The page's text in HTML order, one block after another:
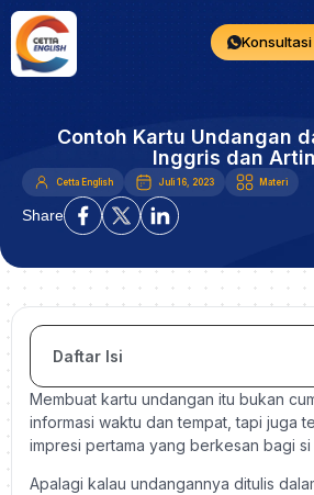
Contoh Kartu Undangan
Inggris dan
Cetta English Juli 16, 2023 Materi
Share
Daftar Isi
Membuat kartu undangan itu bukan
informasi waktu dan tempat, tapi juga
impresi pertama yang berkesan bagi si
Apalagi kalau undangannya ditulis